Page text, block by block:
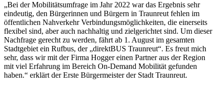
„Bei der Mobilitätsumfrage im Jahr 2022 war das Ergebnis sehr
eindeutig, den Bürgerinnen und Bürgern in Traunreut fehlen im
öffentlichen Nahverkehr Verbindungsmöglichkeiten, die einerseits
flexibel sind, aber auch nachhaltig und zielgerichtet sind. Um dieser
Nachfrage gerecht zu werden, fährt ab 1. August im gesamten
Stadtgebiet ein Rufbus, der „direktBUS Traunreut“. Es freut mich
sehr, dass wir mit der Firma Hogger einen Partner aus der Region
mit viel Erfahrung im Bereich On-Demand Mobilität gefunden
haben.“ erklärt der Erste Bürgermeister der Stadt Traunreut.